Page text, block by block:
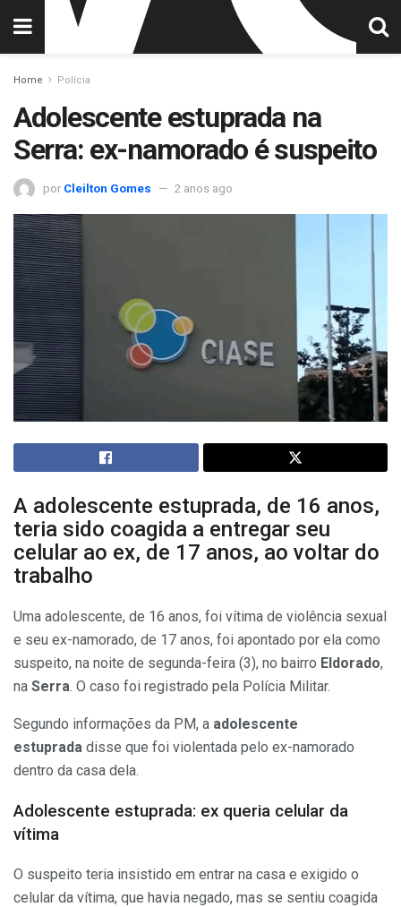
Home Polícia
Adolescente estuprada na
Serra: ex-namorado é suspeito
por Cleilton Gomes 2 anos ago
A adolescente estuprada, de 16 anos,
teria sido coagida a entregar seu
celular ao ex, de 17 anos, ao voltar do
trabalho
Uma adolescente, de 16 anos, foi vítima de violência sexual
e seu ex-namorado, de 17 anos, foi apontado por ela como
suspeito, na noite de segunda-feira (3), no bairro Eldorado,
na Serra. O caso foi registrado pela Polícia Militar.
Segundo informações da PM, a adolescente
estuprada disse que foi violentada pelo ex-namorado
dentro da casa dela.
Adolescente estuprada: ex queria celular da
vítima
O suspeito teria insistido em entrar na casa e exigido o
celular da vítima, que havia negado, mas se sentiu coagida